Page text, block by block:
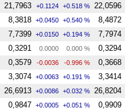
21,7963 +0.1124 +0.518 % 22,0596
8,3818 +0.0450 +0.540 % 8,4872
7,7399 +0.0150 +0.194 % 7,7974
0,3291 0.0000 0.000 % 0,3294
0,3579 -0.0036 -0.996 % 0,3668
3,3074 +0.0063 +0.191 % 3,3414
26,6913 +0.0086 +0.032 % 26,8204
0,9847 +0.0005 +0.051 % 0,9909